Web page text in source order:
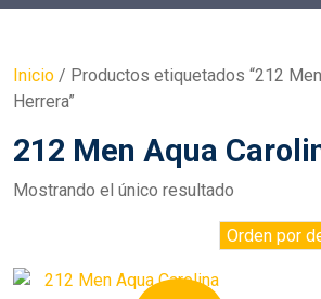
Inicio / Productos etiquetados “212
Herrera”
212 Men Aqua
Mostrando el único resultado